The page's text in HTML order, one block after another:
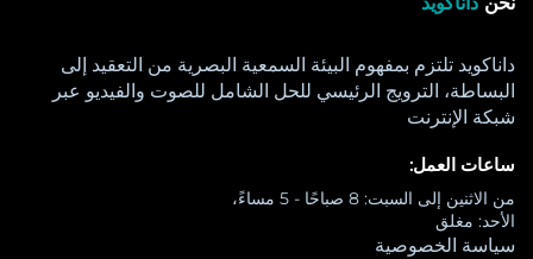
داناكويد تلتزم بمفهوم البيئة السمعية البصرية من التعقيد إلى
البساطة، الترويج الرئيسي للحل الشامل للصوت والفيديو عبر
شبكة الإنترنت
ساعات العمل:
من الاثنين إلى السبت: 8 صباحًا - 5 مساءً،
الأحد: مغلق
سياسة الخصوصية